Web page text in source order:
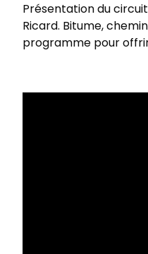
Présentation du
Ricard. Bitume,
programme pour